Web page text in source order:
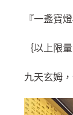
『一盞寶
｛以上限
九天玄姆